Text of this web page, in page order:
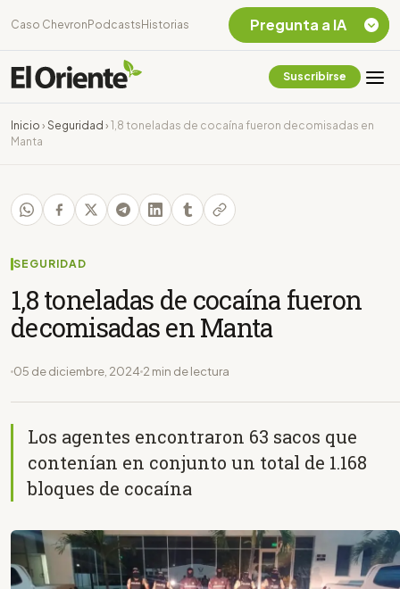
Caso Chevron Podcasts Historias
Suscribirse
Inicio › Seguridad › 1,8 toneladas de cocaína fueron decomisadas en
Manta
SEGURIDAD
1,8 toneladas de cocaína fueron
decomisadas en Manta
05 de diciembre, 2024 2 min de lectura
Los agentes encontraron 63 sacos que
contenían en conjunto un total de 1.168
bloques de cocaína
Pregunta a IA
Chevron Ecuador